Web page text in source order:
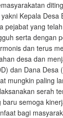
Kepala
pejabat yang
serta dengan
dan terus
desa dan
dan Dana Desa
mungkin paling
serah
semoga
bagi